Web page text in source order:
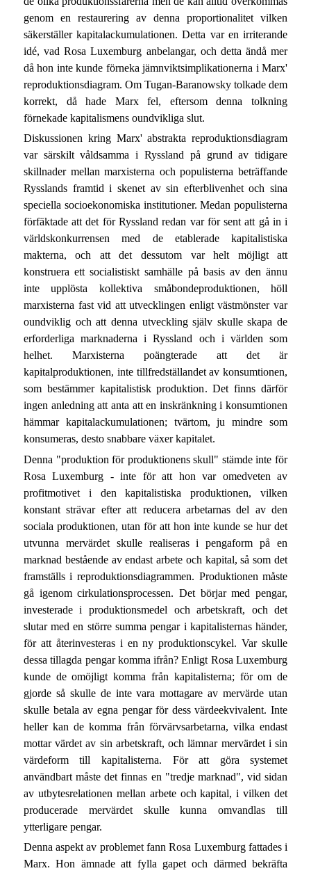
genom en restaurering av denna proportionalitet vilken
säkerställer kapitalackumulationen. Detta var en irriterande
idé, vad Rosa Luxemburg anbelangar, och detta ändå mer
då hon inte kunde förneka jämnviktsimplikationerna i Marx'
reproduktionsdiagram. Om Tugan-Baranowsky tolkade dem
korrekt, då hade Marx fel, eftersom denna tolkning
förnekade kapitalismens oundvikliga slut.
Diskussionen kring Marx' abstrakta reproduktionsdiagram
var särskilt våldsamma i Ryssland på grund av tidigare
skillnader mellan marxisterna och populisterna beträffande
Rysslands framtid i skenet av sin efterblivenhet och sina
speciella socioekonomiska institutioner. Medan populisterna
förfäktade att det för Ryssland redan var för sent att gå in i
världskonkurrensen med de etablerade kapitalistiska
makterna, och att det dessutom var helt möjligt att
konstruera ett socialistiskt samhälle på basis av den ännu
inte upplösta kollektiva småbondeproduktionen, höll
marxisterna fast vid att utvecklingen enligt västmönster var
oundviklig och att denna utveckling själv skulle skapa de
erforderliga marknaderna i Ryssland och i världen som
helhet. Marxisterna poängterade att det är
kapitalproduktionen, inte tillfredställandet av konsumtionen,
som bestämmer kapitalistisk produktion. Det finns därför
ingen anledning att anta att en inskränkning i konsumtionen
hämmar kapitalackumulationen; tvärtom, ju mindre som
konsumeras, desto snabbare växer kapitalet.
Denna "produktion för produktionens skull" stämde inte för
Rosa Luxemburg - inte för att hon var omedveten av
profitmotivet i den kapitalistiska produktionen, vilken
konstant strävar efter att reducera arbetarnas del av den
sociala produktionen, utan för att hon inte kunde se hur det
utvunna mervärdet skulle realiseras i pengaform på en
marknad bestående av endast arbete och kapital, så som det
framställs i reproduktionsdiagrammen. Produktionen måste
gå igenom cirkulationsprocessen. Det börjar med pengar,
investerade i produktionsmedel och arbetskraft, och det
slutar med en större summa pengar i kapitalisternas händer,
för att återinvesteras i en ny produktionscykel. Var skulle
dessa tillagda pengar komma ifrån? Enligt Rosa Luxemburg
kunde de omöjligt komma från kapitalisterna; för om de
gjorde så skulle de inte vara mottagare av mervärde utan
skulle betala av egna pengar för dess värdeekvivalent. Inte
heller kan de komma från förvärvsarbetarna, vilka endast
mottar värdet av sin arbetskraft, och lämnar mervärdet i sin
värdeform till kapitalisterna. För att göra systemet
användbart måste det finnas en "tredje marknad", vid sidan
av utbytesrelationen mellan arbete och kapital, i vilken det
producerade mervärdet skulle kunna omvandlas till
ytterligare pengar.
Denna aspekt av problemet fann Rosa Luxemburg fattades i
Marx. Hon ämnade att fylla gapet och därmed bekräfta